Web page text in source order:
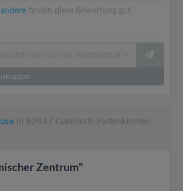
finden diese Bewertung gut
in 82467 Garmisch-Partenkirchen
Zentrum"